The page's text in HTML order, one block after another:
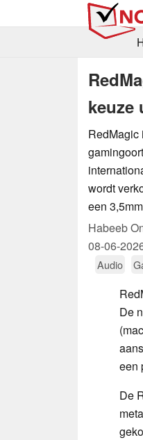
keuze
RedMagic
wordt
een
Habeeb
08-06-
Audio
De
een
De